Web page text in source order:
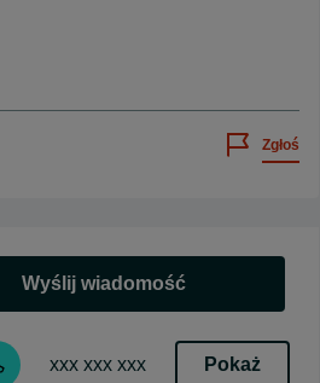
Zgłoś
Wyślij wiadomość
xxx xxx xxx Pokaż